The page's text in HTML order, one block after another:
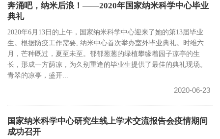
奔涌吧，纳米后浪！——2020年国家纳米科学中心毕业
典礼
2020年6月13日的上午，国家纳米科学中心迎来了她的第13届毕业
生。根据防疫工作需要, 纳米中心首次举办室外毕业典礼。时维六
月，芒种既过，夏至未至。郁郁葱葱的绿植攀缘着园子凉亭的生
长，形成一方荫凉，为久别重逢的毕业生提供了最佳的典礼现场。
青翠的凉亭，盛开...
2020-06-23
国家纳米科学中心研究生线上学术交流报告会疫情期间
成功召开